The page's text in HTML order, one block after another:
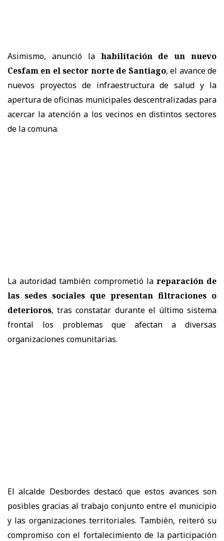
Asimismo, anunció la habilitación de un nuevo
Cesfam en el sector norte de Santiago, el avance de
nuevos proyectos de infraestructura de salud y la
apertura de oficinas municipales descentralizadas para
acercar la atención a los vecinos en distintos sectores
de la comuna.
La autoridad también comprometió la reparación de
las sedes sociales que presentan filtraciones o
deterioros, tras constatar durante el último sistema
frontal los problemas que afectan a diversas
organizaciones comunitarias.
El alcalde Desbordes destacó que estos avances son
posibles gracias al trabajo conjunto entre el municipio
y las organizaciones territoriales. También, reiteró su
compromiso con el fortalecimiento de la participación